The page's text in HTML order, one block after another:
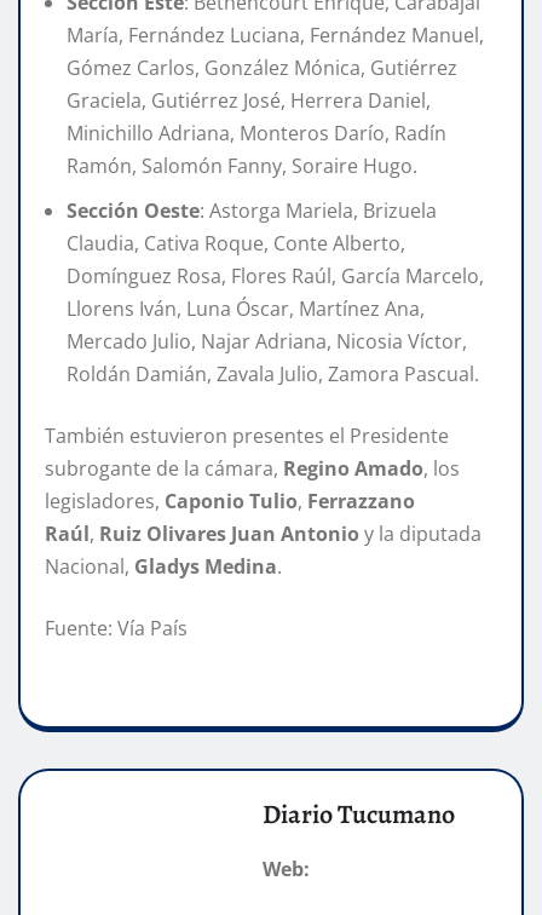
María, Fernández Luciana, Fernández Manuel,
Gómez Carlos, González Mónica, Gutiérrez
Graciela, Gutiérrez José, Herrera Daniel,
Minichillo Adriana, Monteros Darío, Radín
Ramón, Salomón Fanny, Soraire Hugo.
Sección Oeste: Astorga Mariela, Brizuela
Claudia, Cativa Roque, Conte Alberto,
Domínguez Rosa, Flores Raúl, García Marcelo,
Llorens Iván, Luna Óscar, Martínez Ana,
Mercado Julio, Najar Adriana, Nicosia Víctor,
Roldán Damián, Zavala Julio, Zamora Pascual.
También estuvieron presentes el Presidente
subrogante de la cámara, Regino Amado, los
legisladores, Caponio Tulio, Ferrazzano
Raúl, Ruiz Olivares Juan Antonio y la diputada
Nacional, Gladys Medina.
Fuente: Vía País
Diario Tucumano
Web: